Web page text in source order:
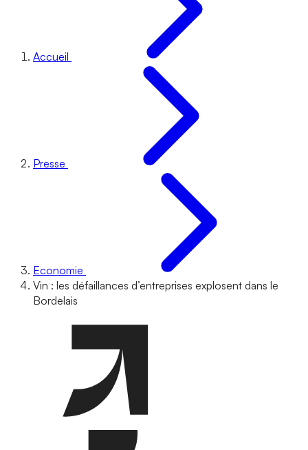
Accueil
Presse
Economie
Vin : les défaillances d’entreprises explosent dans le
Bordelais